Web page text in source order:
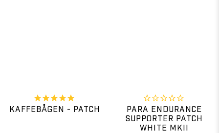
KAFFEBÅGEN - PATCH
PARA ENDURANCE
SUPPORTER PATCH
WHITE MKII